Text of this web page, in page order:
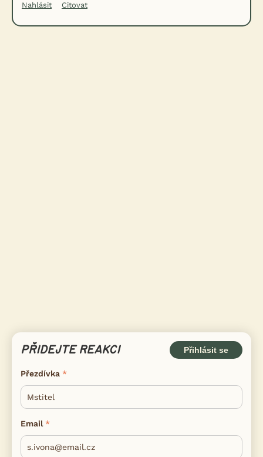
Nahlásit
Citovat
PŘIDEJTE REAKCI Přihlásit se
Přezdívka
Email